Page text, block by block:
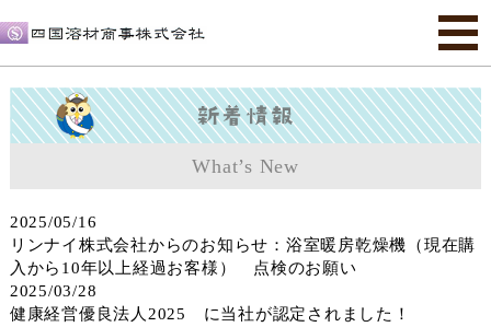
What’s New
2025/05/16
リンナイ株式会社からのお知らせ：浴室暖房乾燥機（現在購
入から10年以上経過お客様） 点検のお願い
2025/03/28
健康経営優良法人2025 に当社が認定されました！